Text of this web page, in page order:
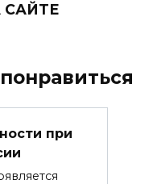
САЙТЕ
при